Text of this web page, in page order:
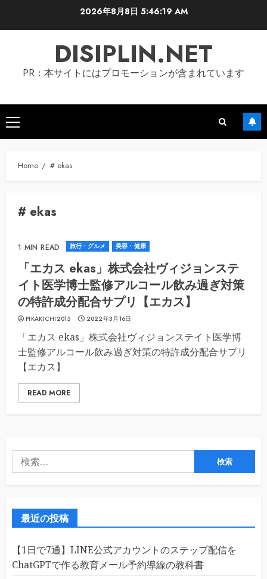
2026年8月8日 5:46:20 AM
DISIPLIN.NET
PR：本サイトにはプロモーションが含まれています
Primary
Menu
Home # ekas
# ekas
1 MIN READ 旅行・グルメ 美容・健康
「エカス ekas」株式会社ヴィジョンステ
イト医学博士監修アルコール飲み過ぎ対策
の特許成分配合サプリ【エカス】
PIKAKICHI2015 2022年3月16日
「エカス ekas」株式会社ヴィジョンステイト医学博
士監修アルコール飲み過ぎ対策の特許成分配合サプリ
【エカス】
READ MORE
索:
最近の投稿
【1日で7通】LINE公式アカウントのステップ配信を
ChatGPTで作る教育メール予約導線の教科書